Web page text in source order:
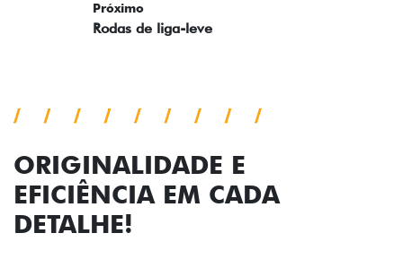
ORIGINALIDADE E
EFICIÊNCIA EM CADA